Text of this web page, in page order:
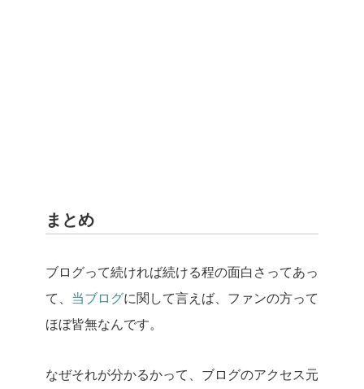
まとめ
ブログって続ければ続ける程の面白さってあっ
て、 当ブログに関して言えば、ファンの方って
ほぼ皆無なんです。
なぜそれが分かるかって、ブログのアクセス元